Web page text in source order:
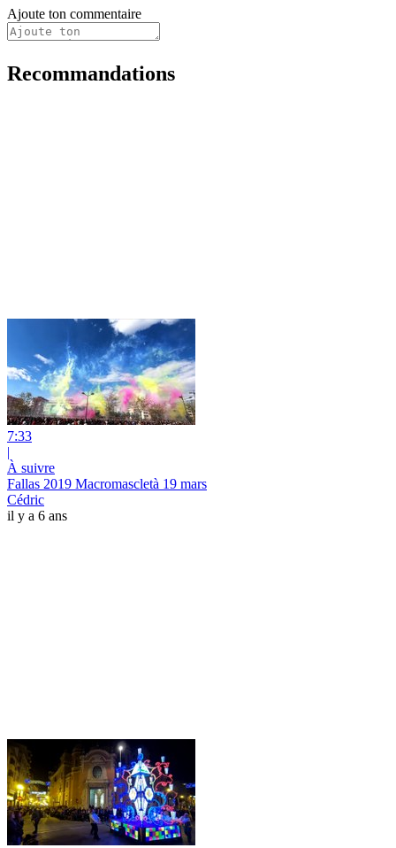
Ajoute ton commentaire
Recommandations
7:33
|
À suivre
Fallas 2019 Macromascletà 19 mars
Cédric
il y a 6 ans